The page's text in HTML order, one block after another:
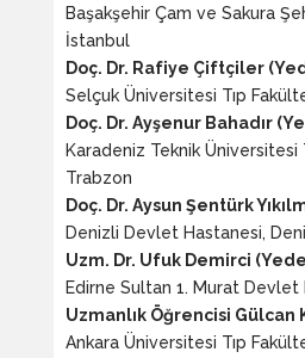
Başakşehir Çam ve Sakura
İstanbul
Doç. Dr. Rafiye Çiftçiler
Selçuk Üniversitesi Tıp
Doç. Dr. Ayşenur Bahadır
Karadeniz Teknik Üniversitesi
Trabzon
Doç. Dr. Aysun Şentürk
Denizli Devlet Hastanesi,
Uzm. Dr. Ufuk Demirci
Edirne Sultan 1. Murat Devlet
Uzmanlık Öğrencisi Gülcan
Ankara Üniversitesi Tıp